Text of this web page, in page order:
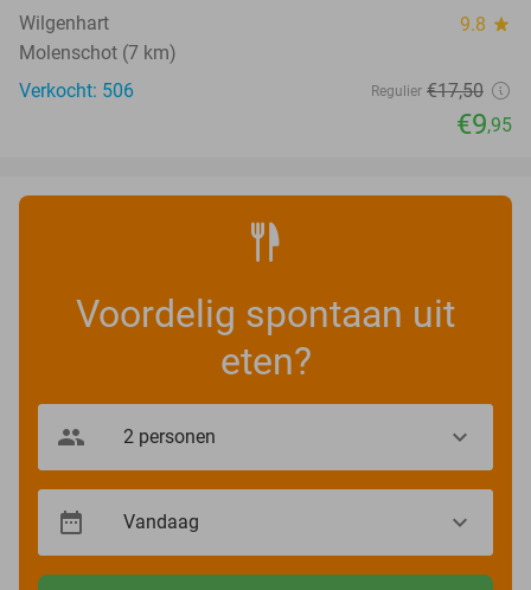
Wilgenhart 9.8 star
Molenschot (7 km)
Verkocht: 506
Regulier €17,50
€9,95
Voordelig spontaan uit
eten?